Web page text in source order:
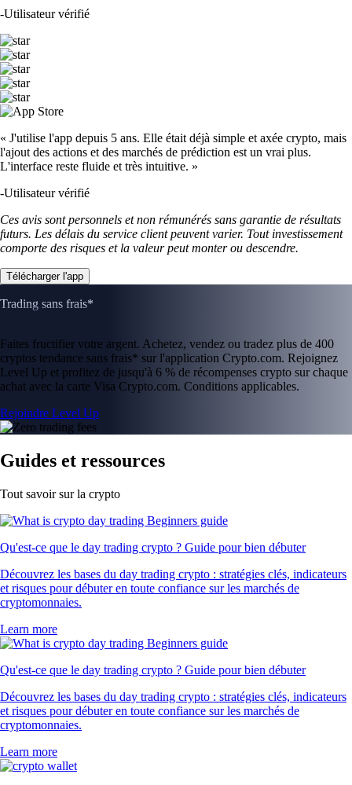
-Utilisateur vérifié
« J'utilise l'app depuis 5 ans. Elle était déjà simple et axée crypto, mais
l'ajout des actions et des marchés de prédiction est un vrai plus.
L'interface reste fluide et très intuitive. »
-Utilisateur vérifié
Ces avis sont personnels et non rémunérés sans garantie de résultats
futurs. Les délais du service client peuvent varier. Tout investissement
comporte des risques et la valeur peut monter ou descendre.
Télécharger l'app
Trading sans frais*
Faites fructifier votre argent. Achetez, vendez ou tradez plus de 400
cryptos tendance sans frais* sur l'application Crypto.com. Rejoignez
Level Up et profitez de jusqu'à 6 % de récompenses crypto sur chaque
achat avec la carte Visa Crypto.com. Conditions applicables.
Rejoindre Level Up
Guides et ressources
Tout savoir sur la crypto
Qu'est-ce que le day trading crypto ? Guide pour bien débuter
Découvrez les bases du day trading crypto : stratégies clés, indicateurs
et risques pour débuter en toute confiance sur les marchés de
cryptomonnaies.
Learn more
Qu'est-ce que le day trading crypto ? Guide pour bien débuter
Découvrez les bases du day trading crypto : stratégies clés, indicateurs
et risques pour débuter en toute confiance sur les marchés de
cryptomonnaies.
Learn more